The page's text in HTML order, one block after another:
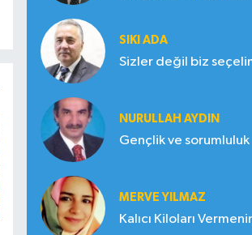
SIKI ADA
Sizler değil biz
NURULLAH AYDIN
Gençlik ve sorumluluk
MERVE YILMAZ
Kalıcı Kiloları